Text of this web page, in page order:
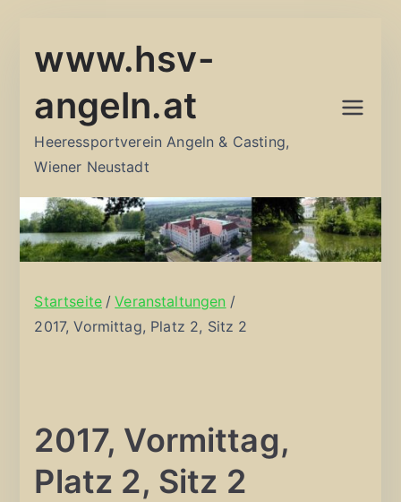
Inhalt
www.hsv-
angeln.at
Heeressportverein Angeln & Casting,
Wiener Neustadt
Startseite
Veranstaltungen
2017, Vormittag, Platz 2, Sitz 2
2017, Vormittag,
Platz 2, Sitz 2